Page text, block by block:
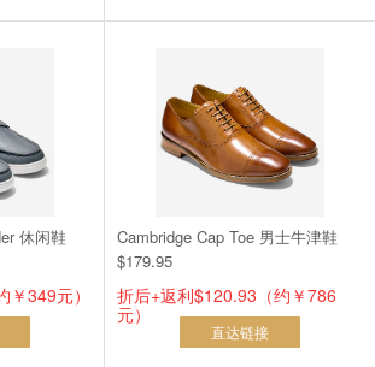
休闲鞋
349元）
Cambridge Cap Toe 男士牛津鞋
$179.95
折后+返利$120.93（约￥786
元）
直达链接